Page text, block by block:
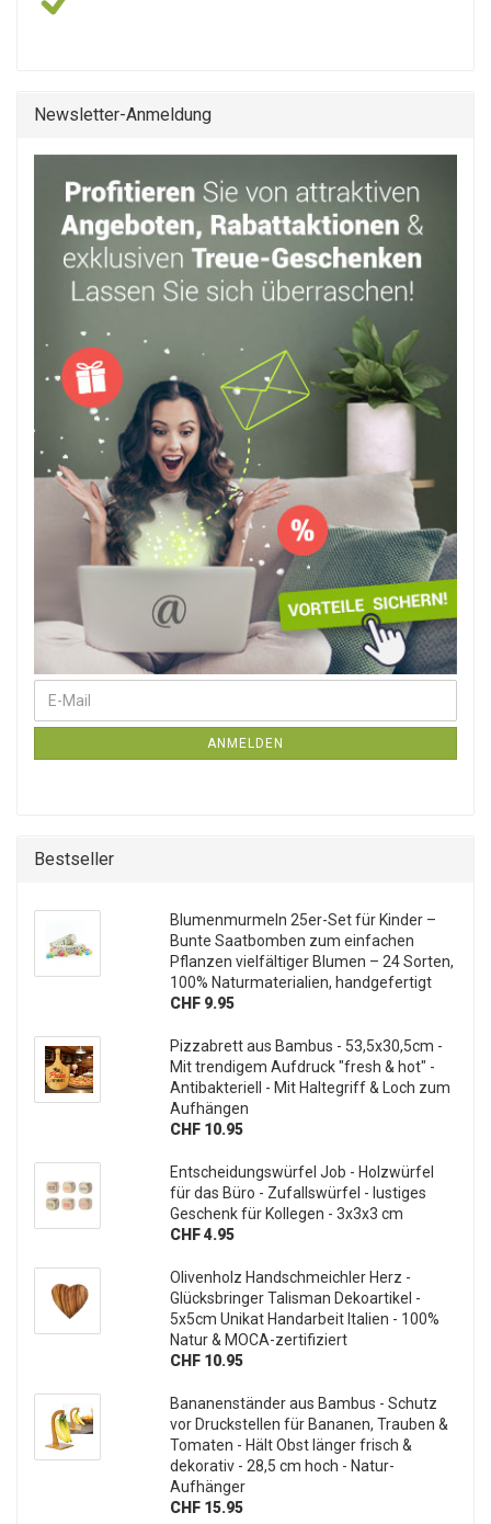
Newsletter-Anmeldung
ANMELDEN
Bestseller
Blumenmurmeln 25er-Set für Kinder –
Bunte Saatbomben zum einfachen
Pflanzen vielfältiger Blumen – 24 Sorten,
100% Naturmaterialien, handgefertigt
CHF 9.95
Pizzabrett aus Bambus - 53,5x30,5cm -
Mit trendigem Aufdruck "fresh & hot" -
Antibakteriell - Mit Haltegriff & Loch zum
Aufhängen
CHF 10.95
Entscheidungswürfel Job - Holzwürfel
für das Büro - Zufallswürfel - lustiges
Geschenk für Kollegen - 3x3x3 cm
CHF 4.95
Olivenholz Handschmeichler Herz -
Glücksbringer Talisman Dekoartikel -
5x5cm Unikat Handarbeit Italien - 100%
Natur & MOCA-zertifiziert
CHF 10.95
Bananenständer aus Bambus - Schutz
vor Druckstellen für Bananen, Trauben &
Tomaten - Hält Obst länger frisch &
dekorativ - 28,5 cm hoch - Natur-
Aufhänger
CHF 15.95